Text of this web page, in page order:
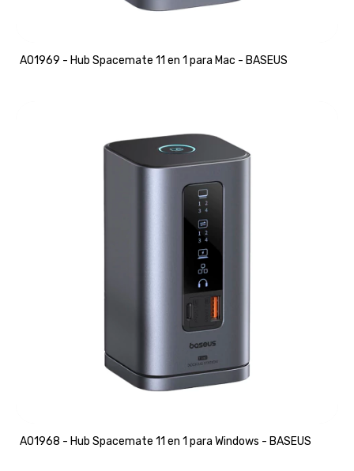
A01969 - Hub Spacemate 11 en 1 para Mac - BASEUS
A01968 - Hub Spacemate 11 en 1 para Windows - BASEUS